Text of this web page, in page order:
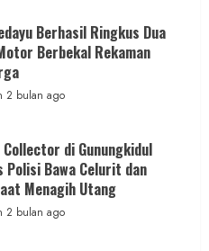
Berhasil Ringkus Dua
Berbekal Rekaman
2 bulan ago
Collector di Gunungkidul
Polisi Bawa Celurit dan
Menagih Utang
2 bulan ago